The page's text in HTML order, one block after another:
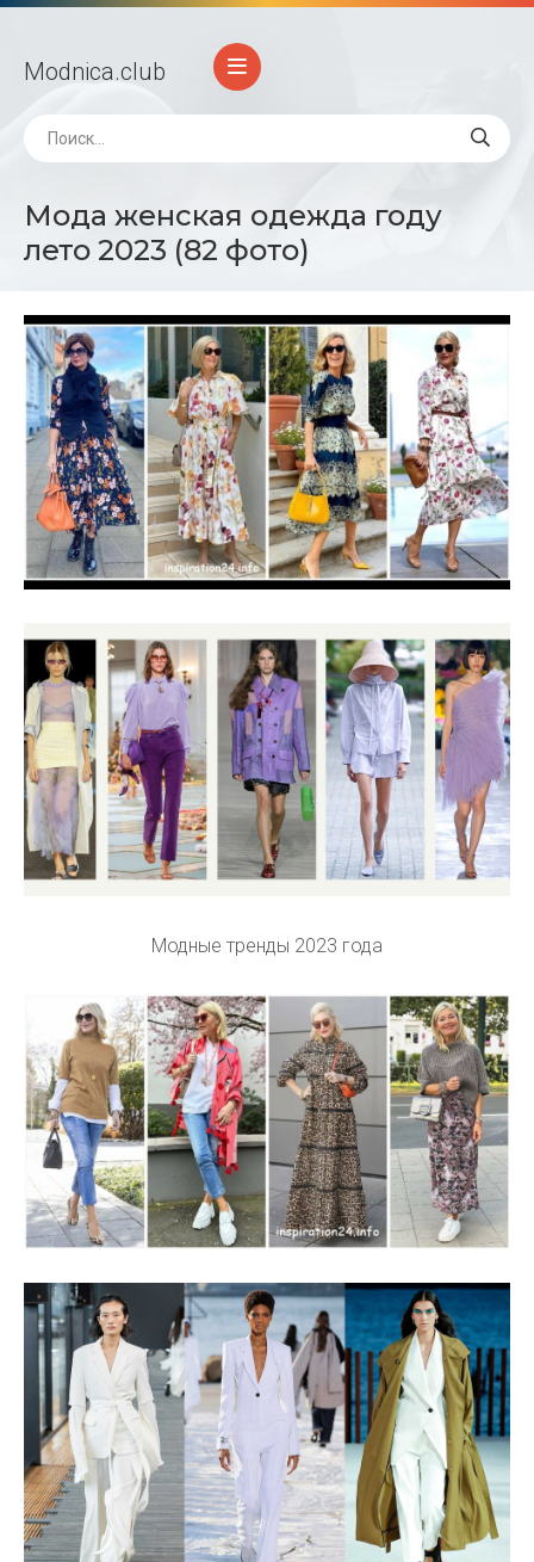
Modnica.club
Мода женская одежда году
лето 2023 (82 фото)
Модные тренды 2023 года